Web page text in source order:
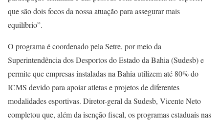
que são dois focos da nossa atuação para assegurar mais
equilíbrio”.
O programa é coordenado pela Setre, por meio da
Superintendência dos Desportos do Estado da Bahia (Sudesb) e
permite que empresas instaladas na Bahia utilizem até 80% do
ICMS devido para apoiar atletas e projetos de diferentes
modalidades esportivas. Diretor-geral da Sudesb, Vicente Neto
completou que, além da isenção fiscal, os programas estaduais nas